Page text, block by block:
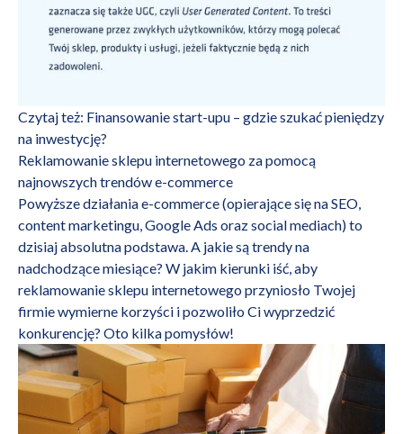
Czytaj też: Finansowanie start-upu – gdzie szukać pieniędzy
na inwestycję?
Reklamowanie sklepu internetowego za pomocą
najnowszych trendów e-commerce
Powyższe działania e-commerce (opierające się na SEO,
content marketingu, Google Ads oraz social mediach) to
dzisiaj absolutna podstawa. A jakie są trendy na
nadchodzące miesiące? W jakim kierunki iść, aby
reklamowanie sklepu internetowego przyniosło Twojej
firmie wymierne korzyści i pozwoliło Ci wyprzedzić
konkurencję? Oto kilka pomysłów!